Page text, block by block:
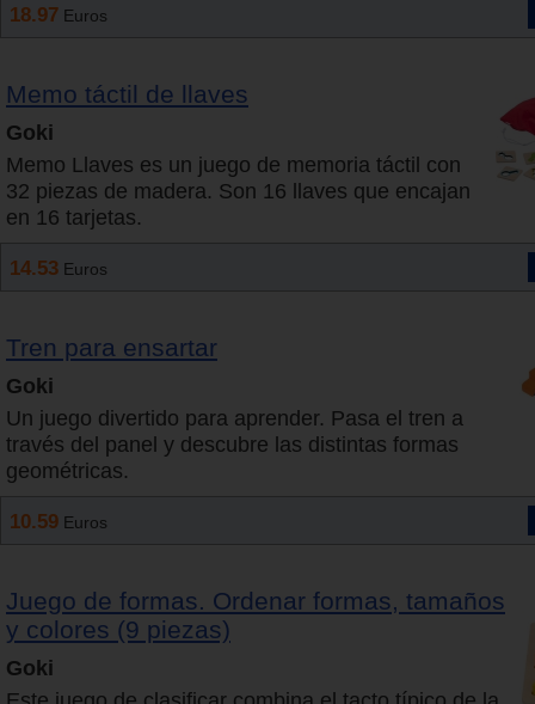
18.97 Euros
Memo táctil de llaves
Goki
Memo Llaves es un juego de memoria táctil con
32 piezas de madera. Son 16 llaves que encajan
en 16 tarjetas.
14.53 Euros
Tren para ensartar
Goki
Un juego divertido para aprender. Pasa el tren a
través del panel y descubre las distintas formas
geométricas.
10.59 Euros
Juego de formas. Ordenar formas, tamaños
y colores (9 piezas)
Goki